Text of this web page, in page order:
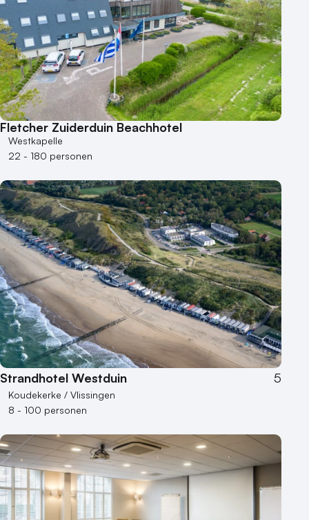
Fletcher Zuiderduin Beachhotel
Westkapelle
22 - 180 personen
Strandhotel Westduin 5
Koudekerke / Vlissingen
8 - 100 personen